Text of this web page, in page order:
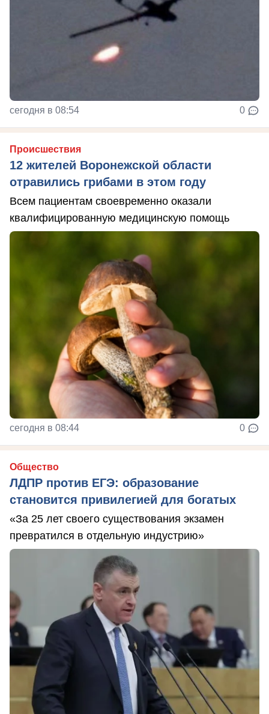
сегодня в 08:54 0
Происшествия
12 жителей Воронежской области
отравились грибами в этом году
Всем пациентам своевременно оказали
квалифицированную медицинскую помощь
сегодня в 08:44 0
Общество
ЛДПР против ЕГЭ: образование
становится привилегией для богатых
«За 25 лет своего существования экзамен
превратился в отдельную индустрию»